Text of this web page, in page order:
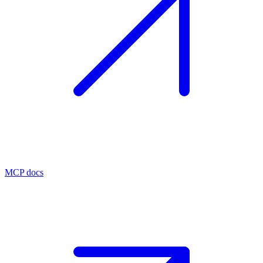
MCP docs